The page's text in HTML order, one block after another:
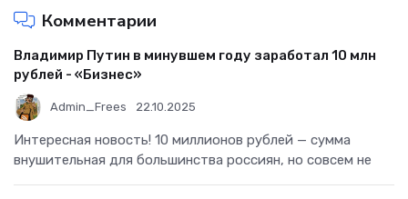
Комментарии
Владимир Путин в минувшем году заработал 10 млн
рублей - «Бизнес»
Admin_Frees 22.10.2025
Интересная новость! 10 миллионов рублей — сумма
внушительная для большинства россиян, но совсем не